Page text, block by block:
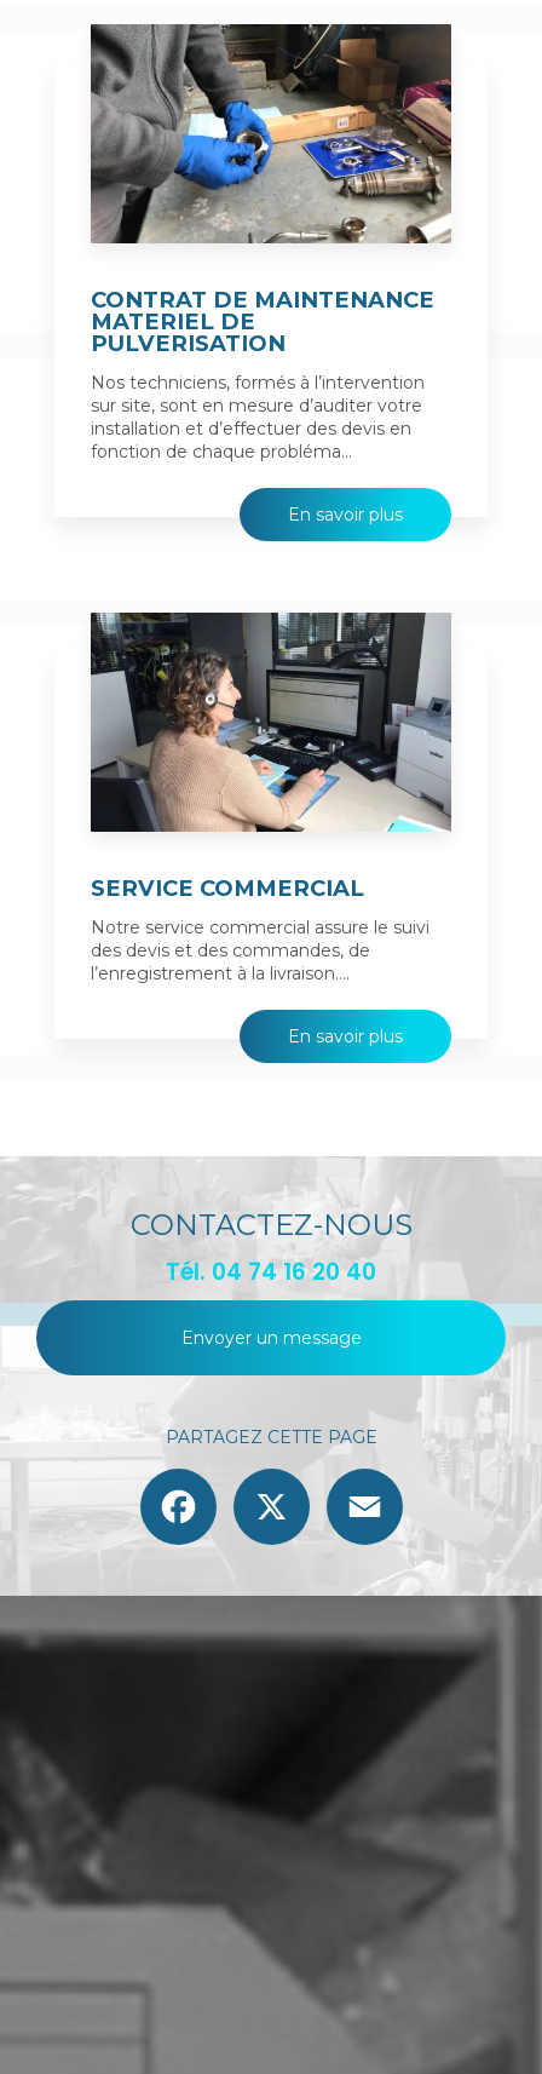
CONTRAT DE MAINTENANCE
MATERIEL DE
PULVERISATION
Nos techniciens, formés à l’intervention
sur site, sont en mesure d’auditer votre
installation et d’effectuer des devis en
fonction de chaque probléma...
En savoir plus
SERVICE COMMERCIAL
Notre service commercial assure le suivi
des devis et des commandes, de
l’enregistrement à la livraison....
En savoir plus
CONTACTEZ-NOUS
Tél. 04 74 16 20 40
Envoyer un message
PARTAGEZ CETTE PAGE
Facebook